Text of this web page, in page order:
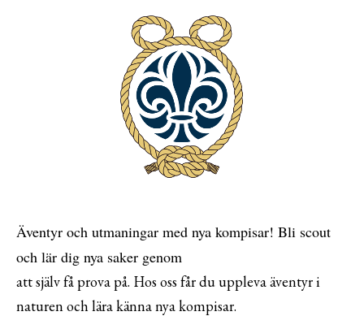
Äventyr och utmaningar med nya kompisar! Bli scout
och lär dig nya saker genom
att själv få prova på. Hos oss får du uppleva äventyr i
naturen och lära känna nya kompisar.